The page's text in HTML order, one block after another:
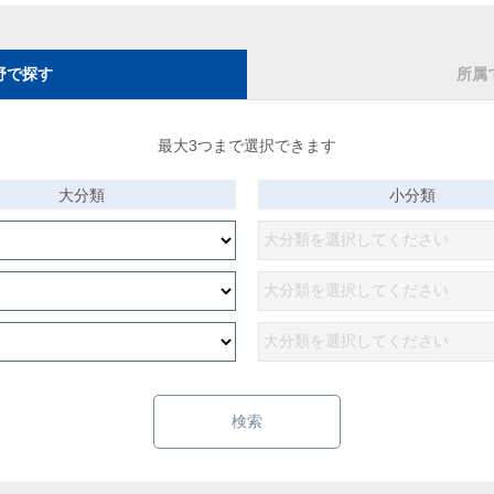
で探す 所属
最大3つまで選択できます
大分類 小分類
検索